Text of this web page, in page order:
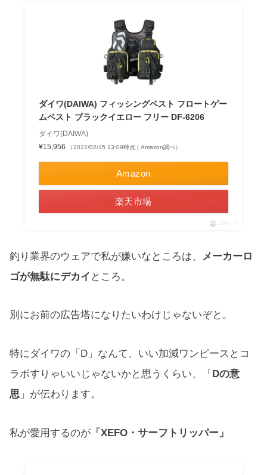
ダイワ(DAIWA) フィッシングベスト フロートゲー
ムベスト ブラックイエロー フリー DF-6206
ダイワ(DAIWA)
¥15,956
（2022/02/15 13:09時点 | Amazon調べ）
Amazon
楽天市場
ポチップ
釣り業界のウェアで私が嫌いなところは、
メーカーロ
ゴが無駄にデカイ ところ。
別にお前の広告塔になりたいわけじゃないぞと。
特にダイワの「D」なんて、いい加減ワンピースとコ
ラボすりゃいいじゃないかと思うくらい、「 Dの意
思 」が伝わります。
私が愛用するのが 「XEFO・サーフトリッパー」